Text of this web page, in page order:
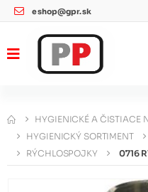
eshop@gpr.sk
HYGIENICKÉ A ČISTIACE
HYGIENICKÝ SORTIMENT
RÝCHLOSPOJKY
0716